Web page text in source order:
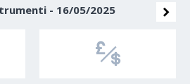
- 16/05/2025